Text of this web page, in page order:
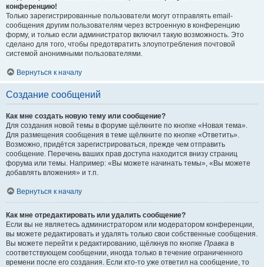
конференцию!
Только зарегистрированные пользователи могут отправлять email-
сообщения другим пользователям через встроенную в конференцию
форму, и только если администратор включил такую возможность. Это
сделано для того, чтобы предотвратить злоупотребления почтовой
системой анонимными пользователями.
Вернуться к началу
Создание сообщений
Как мне создать новую тему или сообщение?
Для создания новой темы в форуме щёлкните по кнопке «Новая тема».
Для размещения сообщения в теме щёлкните по кнопке «Ответить».
Возможно, придётся зарегистрироваться, прежде чем отправить
сообщение. Перечень ваших прав доступа находится внизу страниц
форума или темы. Например: «Вы можете начинать темы», «Вы можете
добавлять вложения» и т.п.
Вернуться к началу
Как мне отредактировать или удалить сообщение?
Если вы не являетесь администратором или модератором конференции,
вы можете редактировать и удалять только свои собственные сообщения.
Вы можете перейти к редактированию, щёлкнув по кнопке Правка в
соответствующем сообщении, иногда только в течение ограниченного
времени после его создания. Если кто-то уже ответил на сообщение, то